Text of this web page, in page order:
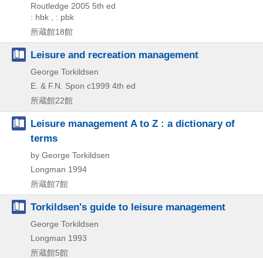
Routledge 2005 5th ed
: hbk , : pbk
所蔵館18館
Leisure and recreation management
George Torkildsen
E. & F.N. Spon c1999 4th ed
所蔵館22館
Leisure management A to Z : a dictionary of
terms
by George Torkildsen
Longman 1994
所蔵館7館
Torkildsen's guide to leisure management
George Torkildsen
Longman 1993
所蔵館5館